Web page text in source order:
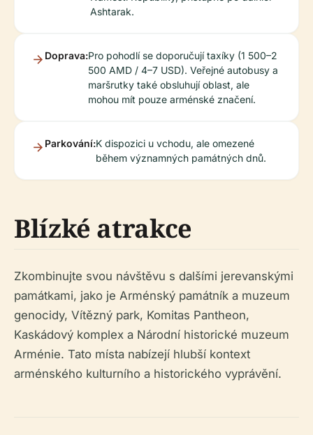
Ashtarak.
Doprava:Pro pohodlí se doporučují taxíky (1 500–2
500 AMD / 4–7 USD). Veřejné autobusy a
maršrutky také obsluhují oblast, ale
mohou mít pouze arménské značení.
Parkování:K dispozici u vchodu, ale omezené
během významných památných dnů.
Blízké atrakce
Zkombinujte svou návštěvu s dalšími jerevanskými
památkami, jako je Arménský památník a muzeum
genocidy, Vítězný park, Komitas Pantheon,
Kaskádový komplex a Národní historické muzeum
Arménie. Tato místa nabízejí hlubší kontext
arménského kulturního a historického vyprávění.